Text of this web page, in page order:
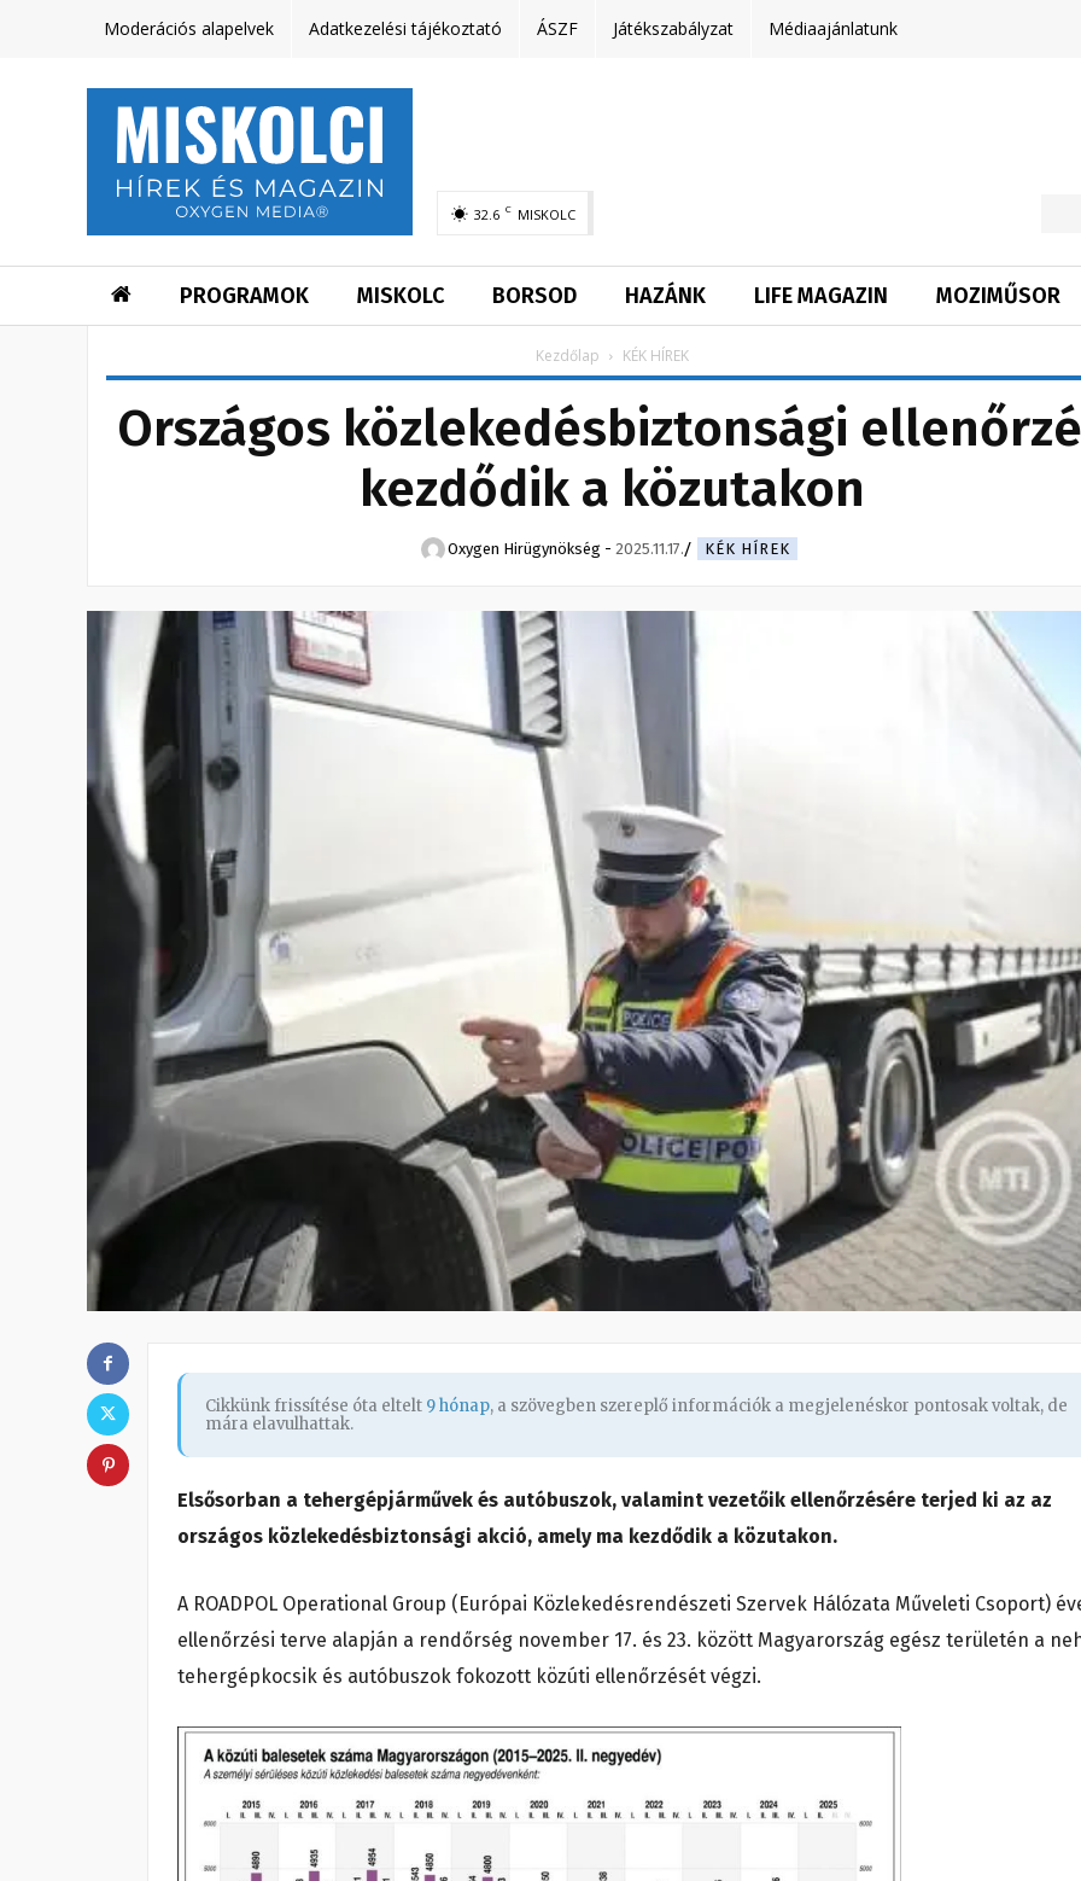
Moderációs alapelvek Adatkezelési tájékoztató ÁSZF Játékszabályzat Médiaajánlatunk
32.6 C MISKOLC
PROGRAMOK MISKOLC BORSOD HAZÁNK LIFE MAGAZIN MOZIMŰSOR
Kezdőlap KÉK HÍREK
Országos közlekedésbiztonsági
kezdődik a közutakon
Oxygen Hirügynökség - 2025.11.17. KÉK HÍREK
Cikkünk frissítése óta eltelt 9 hónap, a szövegben szereplő információk a megjelenéskor pontosak voltak, de
mára elavulhattak.
Elsősorban a tehergépjárművek és autóbuszok, valamint vezetőik ellenőrzésére terjed ki az az
országos közlekedésbiztonsági akció, amely ma kezdődik a közutakon.
A ROADPOL Operational Group (Európai Közlekedésrendészeti Szervek Hálózata Műveleti Csoport)
ellenőrzési terve alapján a rendőrség november 17. és 23. között Magyarország egész területén a
tehergépkocsik és autóbuszok fokozott közúti ellenőrzését végzi.